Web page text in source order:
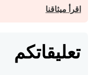
اقرأ ميثاقنا
تعليقاتكم